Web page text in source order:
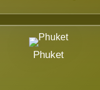
Phuket